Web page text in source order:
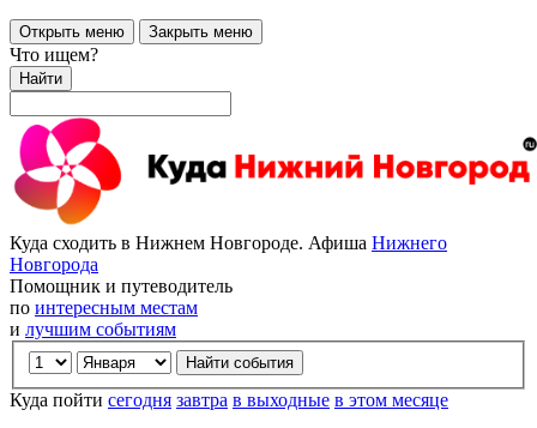
Открыть меню Закрыть меню
Что ищем?
Найти
Куда сходить в Нижнем Новгороде. Афиша Нижнего
Новгорода
Помощник и путеводитель
по интересным местам
и лучшим событиям
Куда пойти сегодня завтра в выходные в этом месяце